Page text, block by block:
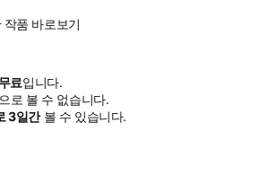
작품 바로보기
료입니다.
로 볼 수 없습니다.
3일간볼 수 있습니다.